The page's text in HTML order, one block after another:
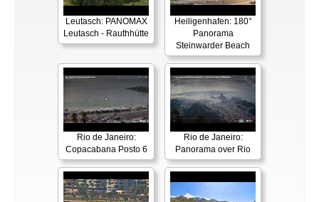
Leutasch: PANOMAX
Leutasch - Rauthhütte
Heiligenhafen: 180°
Panorama
Steinwarder Beach
Rio de Janeiro:
Copacabana Posto 6
Rio de Janeiro:
Panorama over Rio